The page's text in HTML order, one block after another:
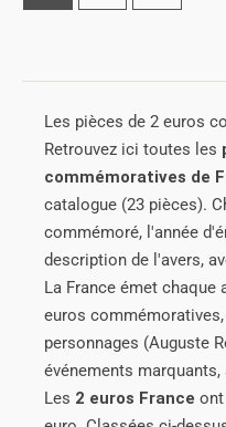
Les pièces de 2 euros
Retrouvez ici toutes les
commémoratives de
catalogue (23 pièces).
commémoré, l'année
description de l'avers,
La France émet chaque
euros
personnages (Auguste
événements
Les 2 euros France